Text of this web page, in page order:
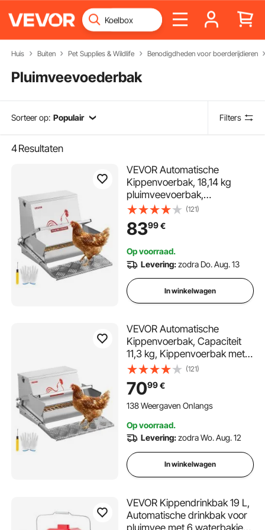
Huis Buiten Pet Supplies & Wildlife Benodigdheden voor boerderijdieren
Pluimveevoederbak
Sorteer op: Populair Filters
4Resultaten
VEVOR Automatische
Kippenvoerbak, 18,14 kg
pluimveevoerbak,
regenbestendige
pedaalvoerbak met
afsluitbaar deksel, verliesvrij,
krielkippen, pluimvee en
fazanten.
(121)
8399€
Op voorraad.
Levering:zodra Do. Aug. 13
In winkelwagen
VEVOR Automatische
Kippenvoerbak, Capaciteit
11,3 kg, Kippenvoerbak met
Voetpedaal en
Vergrendelbaar Deksel,
Gegalvaniseerde Stalen
Voerbak, Voerbak voor
Pluimvee
(121)
7099€
138 Weergaven Onlangs
Op voorraad.
Levering:zodra Wo. Aug. 12
In winkelwagen
VEVOR Kippendrinkbak 19 L,
Automatische drinkbak voor